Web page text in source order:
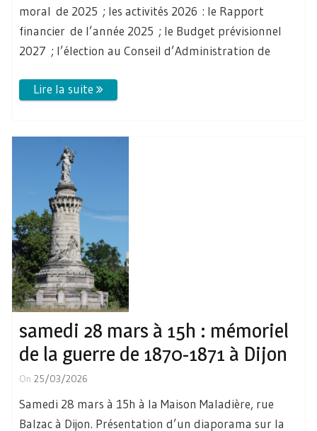
moral de 2025 ; les activités 2026 : le Rapport
financier de l’année 2025 ; le Budget prévisionnel
2027 ; l’élection au Conseil d’Administration de
samedi 28 mars à 15h : mémoriel
de la guerre de 1870-1871 à Dijon
On 25/03/2026
Samedi 28 mars à 15h à la Maison Maladière, rue
Balzac à Dijon. Présentation d’un diaporama sur la